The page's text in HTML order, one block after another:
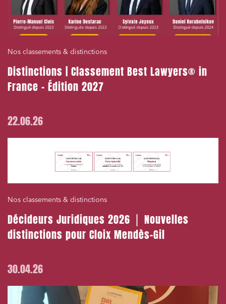
Nos classements & distinctions
Distinctions | Classement Best Lawyers® in
France – Édition 2027
22.06.26
Nos classements & distinctions
Décideurs Juridiques 2026 ⎪ Nouvelles
distinctions pour Cloix Mendès-Gil
30.04.26